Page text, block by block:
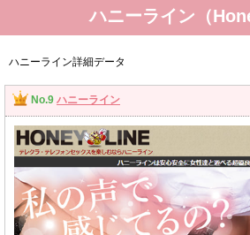
ハニーライン（
ハニーライン詳細データ
No.9 ハニーライン